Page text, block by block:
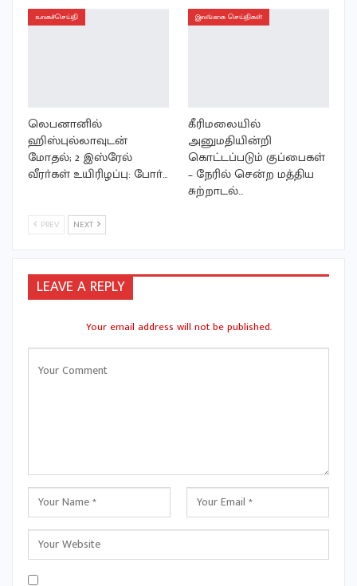
உலகச்செய்தி
லெபனானில்
ஹிஸ்புல்லாவுடன்
மோதல்; 2 இஸ்ரேல்
வீரா்கள் உயிரிழப்பு: போா்…
இலங்கை செய்திகள்
கீரிமலையில்
அனுமதியின்றி
கொட்டப்படும் குப்பைகள்
– நேரில் சென்ற மத்திய
சுற்றாடல்…
PREV NEXT
LEAVE A REPLY
Your email address will not be published.